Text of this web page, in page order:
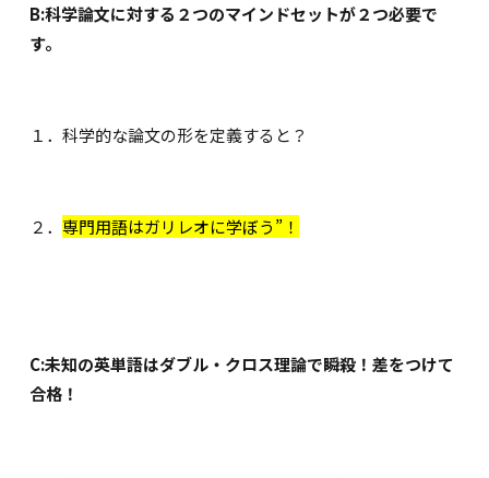
B:科学論文に対する２つのマインドセットが２つ必要で
す。
１．科学的な論文の形を定義すると？
２． 専門用語はガリレオに学ぼう”！
C:未知の英単語はダブル・クロス理論で瞬殺！差をつけて
合格！